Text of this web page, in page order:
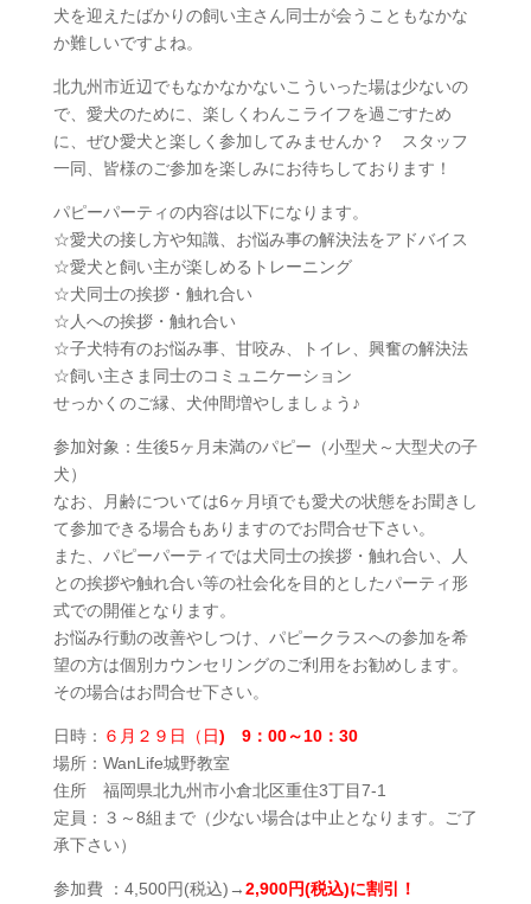
犬を迎えたばかりの飼い主さん同士が会うこともなかな
か難しいですよね。
北九州市近辺でもなかなかないこういった場は少ないの
で、愛犬のために、楽しくわんこライフを過ごすため
に、ぜひ愛犬と楽しく参加してみませんか？ スタッフ
一同、皆様のご参加を楽しみにお待ちしております！
パピーパーティの内容は以下になります。
☆愛犬の接し方や知識、お悩み事の解決法をアドバイス
☆愛犬と飼い主が楽しめるトレーニング
☆犬同士の挨拶・触れ合い
☆人への挨拶・触れ合い
☆子犬特有のお悩み事、甘咬み、トイレ、興奮の解決法
☆飼い主さま同士のコミュニケーション
せっかくのご縁、犬仲間増やしましょう♪
参加対象：生後5ヶ月未満のパピー（小型犬～大型犬の子
犬）
なお、月齢については6ヶ月頃でも愛犬の状態をお聞きし
て参加できる場合もありますのでお問合せ下さい。
また、パピーパーティでは犬同士の挨拶・触れ合い、人
との挨拶や触れ合い等の社会化を目的としたパーティ形
式での開催となります。
お悩み行動の改善やしつけ、パピークラスへの参加を希
望の方は個別カウンセリングのご利用をお勧めします。
その場合はお問合せ下さい。
日時： ６月２９日（日) 9：00～10：30
場所：WanLife城野教室
住所 福岡県北九州市小倉北区重住3丁目7‐1
定員：３～8組まで（少ない場合は中止となります。ご了
承下さい）
参加費 ：4,500円(税込)→2,900円(税込)に割引！